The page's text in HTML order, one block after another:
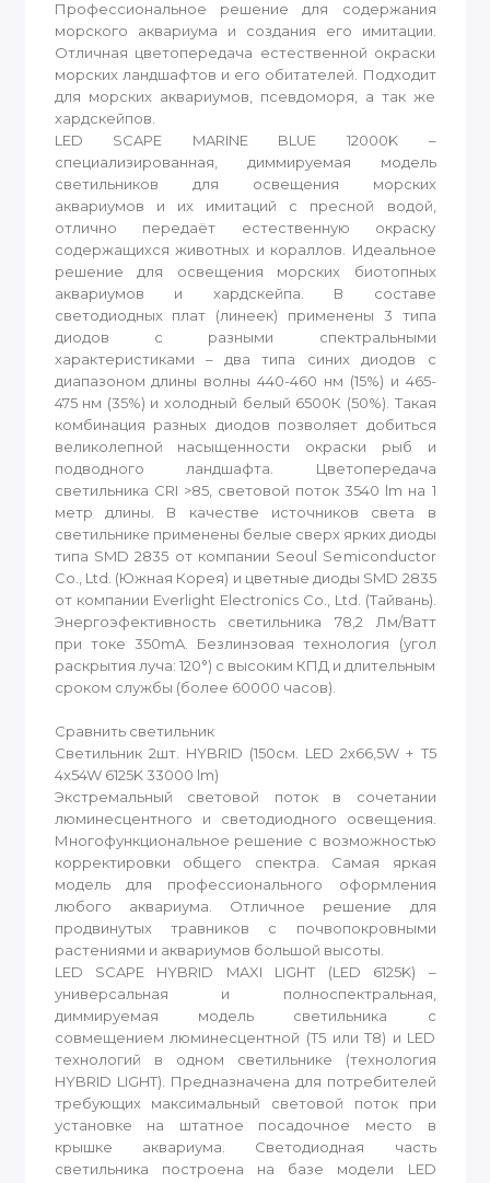
Профессиональное решение для содержания
морского аквариума и создания его имитации.
Отличная цветопередача естественной окраски
морских ландшафтов и его обитателей. Подходит
для морских аквариумов, псевдоморя, а так же
хардскейпов.
LED SCAPE MARINE BLUE 12000K –
специализированная, диммируемая модель
светильников для освещения морских
аквариумов и их имитаций с пресной водой,
отлично передаёт естественную окраску
содержащихся животных и кораллов. Идеальное
решение для освещения морских биотопных
аквариумов и хардскейпа. В составе
светодиодных плат (линеек) применены 3 типа
диодов с разными спектральными
характеристиками – два типа синих диодов с
диапазоном длины волны 440-460 нм (15%) и 465-
475 нм (35%) и холодный белый 6500К (50%). Такая
комбинация разных диодов позволяет добиться
великолепной насыщенности окраски рыб и
подводного ландшафта. Цветопередача
светильника CRI >85, световой поток 3540 lm на 1
метр длины. В качестве источников света в
светильнике применены белые сверх ярких диоды
типа SMD 2835 от компании Seoul Semiconductor
Co., Ltd. (Южная Корея) и цветные диоды SMD 2835
от компании Everlight Electronics Co., Ltd. (Тайвань).
Энергоэфективность светильника 78,2 Лм/Ватт
при токе 350mA. Безлинзовая технология (угол
раскрытия луча: 120°) с высоким КПД и длительным
сроком службы (более 60000 часов).
Сравнить светильник
Светильник 2шт. HYBRID (150см. LED 2x66,5W + T5
4x54W 6125K 33000 lm)
Экстремальный световой поток в сочетании
люминесцентного и светодиодного освещения.
Многофункциональное решение с возможностью
корректировки общего спектра. Самая яркая
модель для профессионального оформления
любого аквариума. Отличное решение для
продвинутых травников с почвопокровными
растениями и аквариумов большой высоты.
LED SCAPE HYBRID MAXI LIGHT (LED 6125K) –
универсальная и полноспектральная,
диммируемая модель светильника с
совмещением люминесцентной (Т5 или Т8) и LED
технологий в одном светильнике (технология
HYBRID LIGHT). Предназначена для потребителей
требующих максимальный световой поток при
установке на штатное посадочное место в
крышке аквариума. Светодиодная часть
светильника построена на базе модели LED